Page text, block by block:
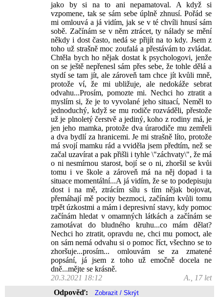
jako by si na to ani nepamatoval. A když si
vzpomene, tak se sám sebe úplně zhnusí. Pořád se
mi omlouvá a já vidím, jak se v té chvíli hnusí sám
sobě. Začínám se v něm ztrácet, ty nálady se mění
někdy i dost často, nedá se přijít na to kdy. Jsem z
toho už strašně moc zoufalá a přestávám to zvládat.
Chtěla bych ho nějak dostat k psychologovi, jenže
on se ještě nepřenesl sám přes sebe, že tohle dělá a
stydí se tam jít, ale zároveň tam chce jít kvůli mně,
protože ví, že mi ubližuje, ale nedokáže sebrat
odvahu...Prosím, pomozte mi. Nechci ho ztratit a
myslím si, že je to vyvolané jeho situací, Neměl to
jednoduchý, když se mu rodiče rozváděli, přestože
už je plnoletý čerstvě a jediný, koho z rodiny má, je
jen jeho mamka, protože dva úrarodiče mu zemřeli
a dva bydlí za hranicemi. Je mi strašně líto, protože
má svojí mamku rád a vviděla jsem předtím, než se
začal uzavírat a pak přišli i tyhle \"záchvaty\", že má
o ni nesmírnou starost, bojí se o ni, zhoršil se kvůi
tomu i ve škole a zároveň má na něj dopad i ta
situace momentální...A já vidím, že se to podepisuju
dost i na mě, ztrácím sílu s tím nějak bojovat,
přemáhají mě pocity bezmoci, začínám kvůli tomu
trpět úzkostmi a mám i depresivní stavy, kdy pomoc
začínám hledat v omamných látkách a začínám se
zamotávat do bludného kruhu...co mám dělat?
Nechci ho ztratit, opravdu ne, chci mu pomoct, ale
on sám nemá odvahu si o pomoc říct, všechno se to
zhoršuje...prosím... omlouvám se za zmatené
popsání, já jsem z toho už emočně docela ne
dně...mějte se krásně.
20.3.2021 18:12
A., 17 let
Odpověď: